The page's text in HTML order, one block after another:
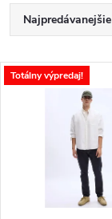
R
a
Najpredávanejšie
Najdrahšie
Abecedne
V
Totálny výpredaj!